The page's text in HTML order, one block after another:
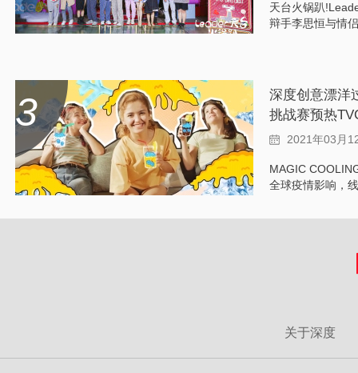
天台火锅趴
辩手李思恒与情
3
深度创意漂洋
挑战赛预热
曝光2021年03月
MAGIC COOLING MAGIC
全球疫情影响，
双11的契...
关于深度